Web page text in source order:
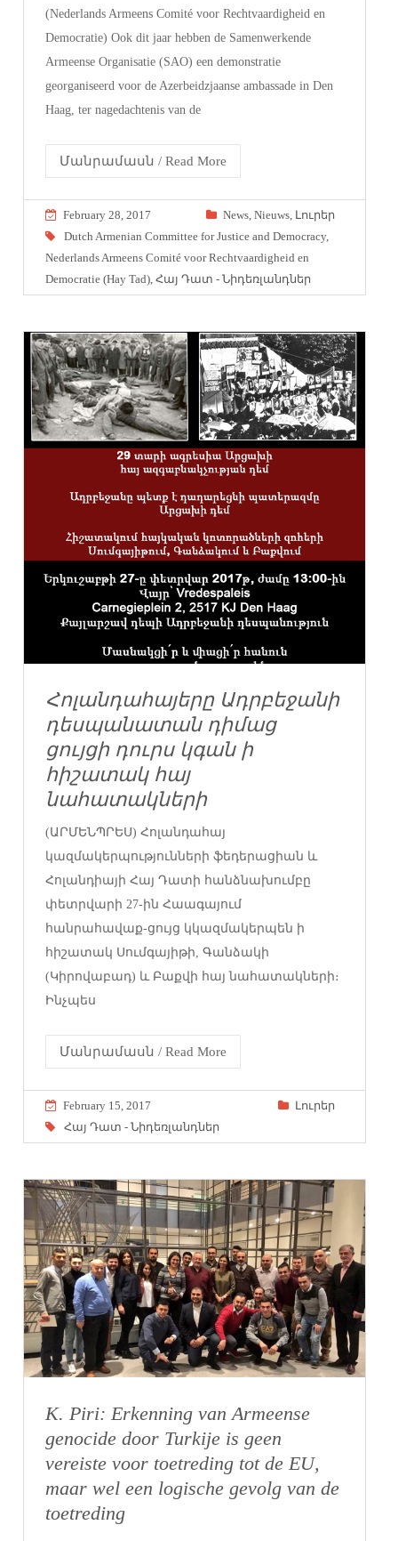
(Nederlands Armeens Comité voor Rechtvaardigheid en
Democratie) Ook dit jaar hebben de Samenwerkende
Armeense Organisatie (SAO) een demonstratie
georganiseerd voor de Azerbeidzjaanse ambassade in Den
Haag, ter nagedachtenis van de
Մանրամասն / Read More
February 28, 2017 News, Nieuws, Լուրեր
Dutch Armenian Committee for Justice and Democracy,
Nederlands Armeens Comité voor Rechtvaardigheid en
Democratie (Hay Tad),Հայ Դատ - Նիդեռլանդներ
Հոլանդահայերը Ադրբեջանի
դեսպանատան դիմաց
ցույցի դուրս կգան ի
հիշատակ հայ
նահատակների
(ԱՐՄԵՆՊՐԵՍ) Հոլանդահայ
կազմակերպությունների ֆեդերացիան և
Հոլանդիայի Հայ Դատի հանձնախումբը
փետրվարի 27-ին Հաագայում
հանրահավաք-ցույց կկազմակերպեն ի
հիշատակ Սումգայիթի, Գանձակի
(Կիրովաբադ) և Բաքվի հայ նահատակների։
Ինչպես
Մանրամասն / Read More
February 15, 2017
Լուրեր
Հայ Դատ - Նիդեռլանդներ
K. Piri: Erkenning van Armeense
genocide door Turkije is geen
vereiste voor toetreding tot de EU,
maar wel een logische gevolg van de
toetreding